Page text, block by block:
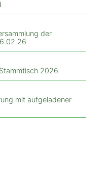
der
2026
mit aufgeladener